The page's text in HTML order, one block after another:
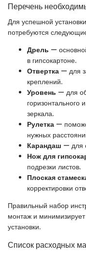
Перечень
Для успешной
потребуются
Дрель —
в гипсокартоне.
Отвертка — для
креплений.
Уровень — для
горизонтального
зеркала.
Рулетка —
нужных
Карандаш — для
Нож для
подрезки листов.
Плоская
корректировки
Правильный набор
монтаж и
установки.
Список расходных